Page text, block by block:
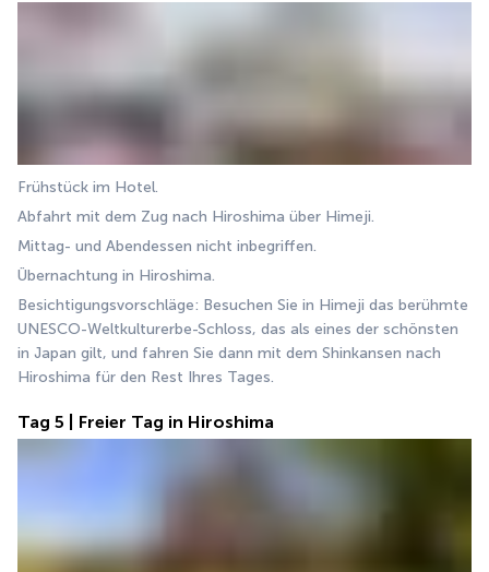
Frühstück im Hotel.
Abfahrt mit dem Zug nach Hiroshima über Himeji.
Mittag- und Abendessen nicht inbegriffen.
Übernachtung in Hiroshima.
Besichtigungsvorschläge: Besuchen Sie in Himeji das berühmte
UNESCO-Weltkulturerbe-Schloss, das als eines der schönsten
in Japan gilt, und fahren Sie dann mit dem Shinkansen nach
Hiroshima für den Rest Ihres Tages.
Tag 5 | Freier Tag in Hiroshima